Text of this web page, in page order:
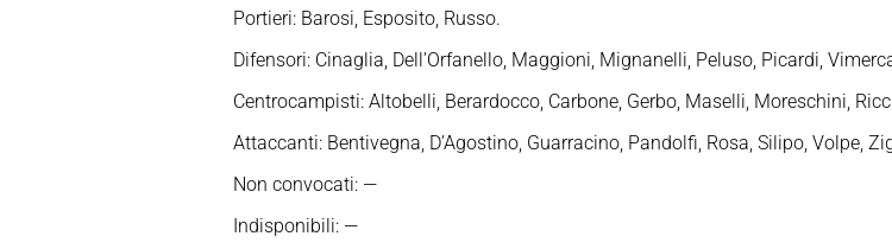
Portieri: Barosi, Esposito, Russo.
Difensori: Cinaglia, Dell’Orfanello, Maggioni, Mignanelli, Peluso, Picardi,
Centrocampisti: Altobelli, Berardocco, Carbone, Gerbo, Maselli, Moreschini,
Attaccanti: Bentivegna, D’Agostino, Guarracino, Pandolfi, Rosa, Silipo, Volpe,
Non convocati: —
Indisponibili: —